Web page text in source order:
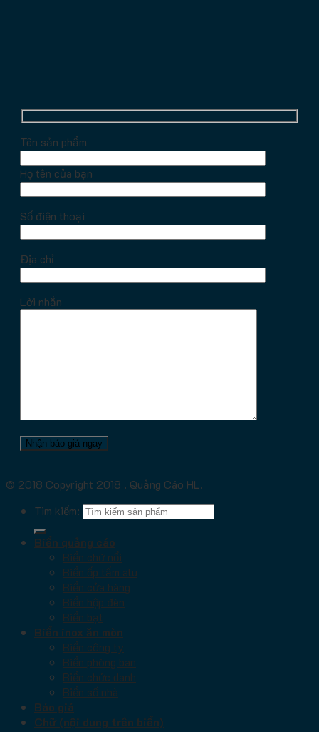
Tên sản phẩm
Họ tên của bạn
Số điện thoại
Địa chỉ
Lời nhắn
© 2018 Copyright 2018 . Quảng Cáo HL.
Tìm kiếm:
Biển quảng cáo
Biển chữ nổi
Biển ốp tấm alu
Biển cửa hàng
Biển hộp đèn
Biển bạt
Biển inox ăn mòn
Biển công ty
Biển phòng ban
Biển chức danh
Biển số nhà
Báo giá
Chữ (nội dung trên biển)